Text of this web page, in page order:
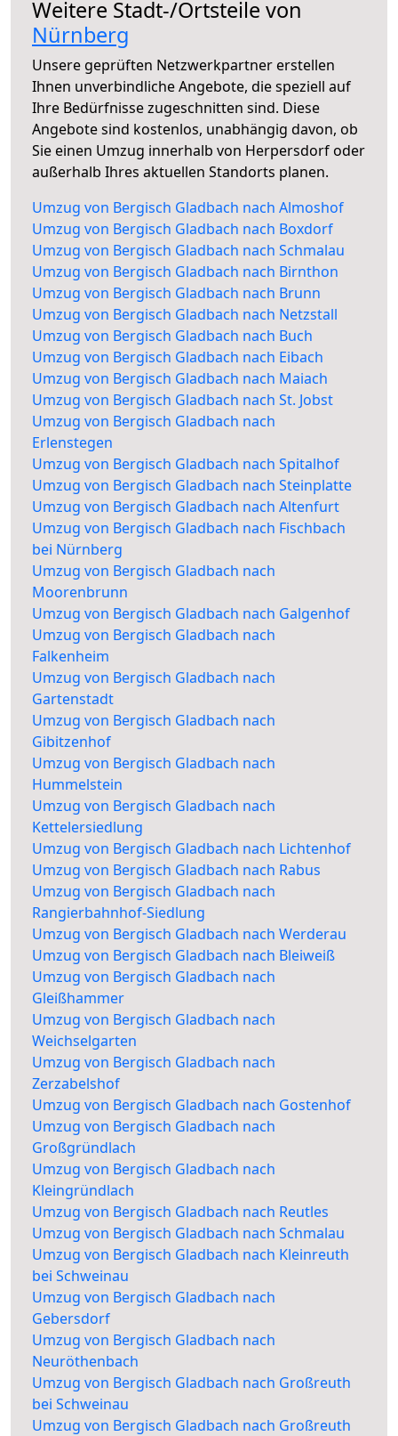
Weitere Stadt-/Ortsteile von
Nürnberg
Unsere geprüften Netzwerkpartner erstellen
Ihnen unverbindliche Angebote, die speziell auf
Ihre Bedürfnisse zugeschnitten sind. Diese
Angebote sind kostenlos, unabhängig davon, ob
Sie einen Umzug innerhalb von Herpersdorf oder
außerhalb Ihres aktuellen Standorts planen.
Umzug von Bergisch Gladbach nach Almoshof
Umzug von Bergisch Gladbach nach Boxdorf
Umzug von Bergisch Gladbach nach Schmalau
Umzug von Bergisch Gladbach nach Birnthon
Umzug von Bergisch Gladbach nach Brunn
Umzug von Bergisch Gladbach nach Netzstall
Umzug von Bergisch Gladbach nach Buch
Umzug von Bergisch Gladbach nach Eibach
Umzug von Bergisch Gladbach nach Maiach
Umzug von Bergisch Gladbach nach St. Jobst
Umzug von Bergisch Gladbach nach
Erlenstegen
Umzug von Bergisch Gladbach nach Spitalhof
Umzug von Bergisch Gladbach nach Steinplatte
Umzug von Bergisch Gladbach nach Altenfurt
Umzug von Bergisch Gladbach nach Fischbach
bei Nürnberg
Umzug von Bergisch Gladbach nach
Moorenbrunn
Umzug von Bergisch Gladbach nach Galgenhof
Umzug von Bergisch Gladbach nach
Falkenheim
Umzug von Bergisch Gladbach nach
Gartenstadt
Umzug von Bergisch Gladbach nach
Gibitzenhof
Umzug von Bergisch Gladbach nach
Hummelstein
Umzug von Bergisch Gladbach nach
Kettelersiedlung
Umzug von Bergisch Gladbach nach Lichtenhof
Umzug von Bergisch Gladbach nach Rabus
Umzug von Bergisch Gladbach nach
Rangierbahnhof-Siedlung
Umzug von Bergisch Gladbach nach Werderau
Umzug von Bergisch Gladbach nach Bleiweiß
Umzug von Bergisch Gladbach nach
Gleißhammer
Umzug von Bergisch Gladbach nach
Weichselgarten
Umzug von Bergisch Gladbach nach
Zerzabelshof
Umzug von Bergisch Gladbach nach Gostenhof
Umzug von Bergisch Gladbach nach
Großgründlach
Umzug von Bergisch Gladbach nach
Kleingründlach
Umzug von Bergisch Gladbach nach Reutles
Umzug von Bergisch Gladbach nach Schmalau
Umzug von Bergisch Gladbach nach Kleinreuth
bei Schweinau
Umzug von Bergisch Gladbach nach
Gebersdorf
Umzug von Bergisch Gladbach nach
Neuröthenbach
Umzug von Bergisch Gladbach nach Großreuth
bei Schweinau
Umzug von Bergisch Gladbach nach Großreuth